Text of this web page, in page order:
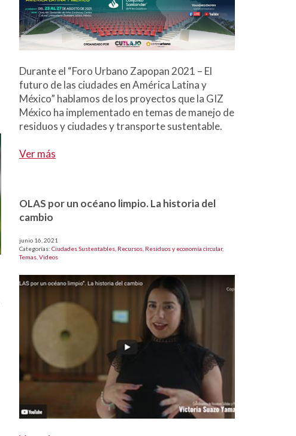
Durante el “Foro Urbano Zapopan 2021 – El
futuro de las ciudades en América Latina y
México” hablamos de los proyectos que la GIZ
México ha implementado en temas de manejo de
residuos y ciudades y transporte sustentable.
Ver más
OLAS por un océano limpio. La historia del
cambio
junio 16, 2021
Categorías: Ciudades Sustentables, Recursos, Residuos y economía circular,
Temas, Videos